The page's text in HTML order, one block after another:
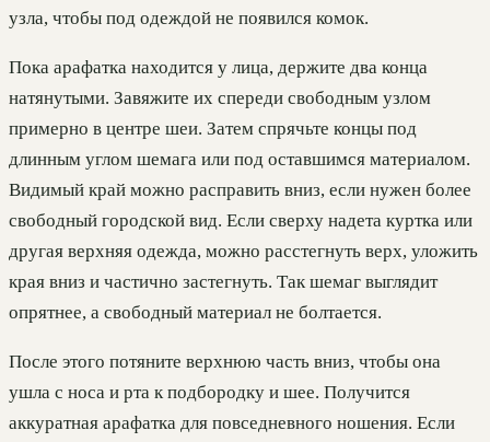
узла, чтобы под одеждой не появился комок.
Пока арафатка находится у лица, держите два конца
натянутыми. Завяжите их спереди свободным узлом
примерно в центре шеи. Затем спрячьте концы под
длинным углом шемага или под оставшимся материалом.
Видимый край можно расправить вниз, если нужен более
свободный городской вид. Если сверху надета куртка или
другая верхняя одежда, можно расстегнуть верх, уложить
края вниз и частично застегнуть. Так шемаг выглядит
опрятнее, а свободный материал не болтается.
После этого потяните верхнюю часть вниз, чтобы она
ушла с носа и рта к подбородку и шее. Получится
аккуратная арафатка для повседневного ношения. Если